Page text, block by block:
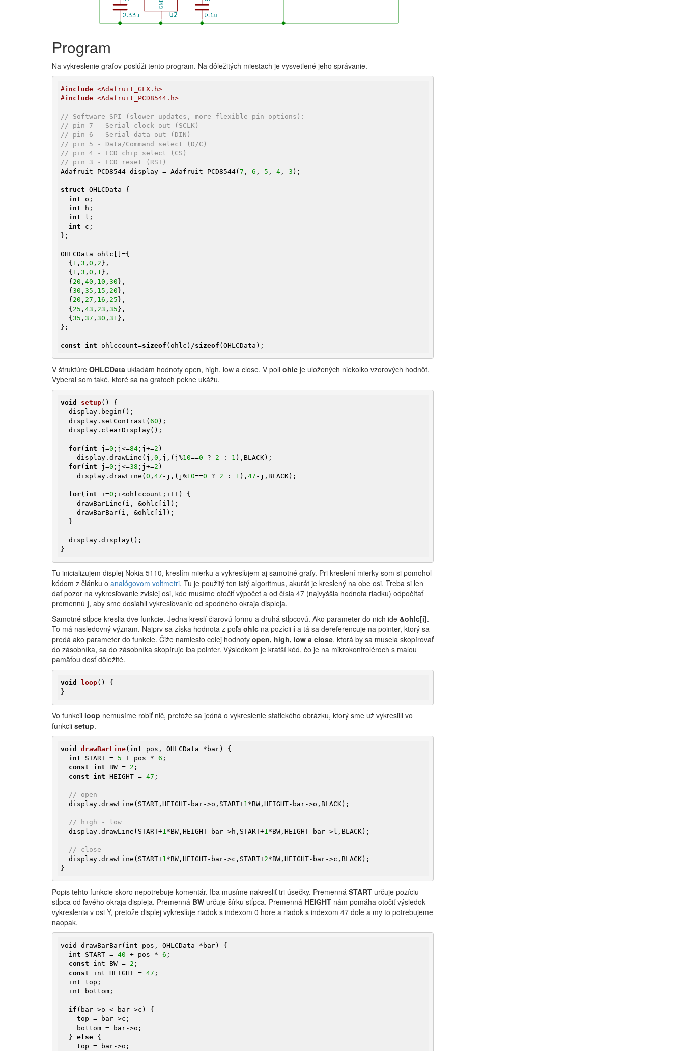
Program
Na vykreslenie grafov poslúži tento program. Na dôležitých miestach je vysvetlené jeho správanie.
#include <Adafruit_GFX.h>
#include <Adafruit_PCD8544.h>
// Software SPI (slower updates, more flexible pin options):
// pin 7 - Serial clock out (SCLK)
// pin 6 - Serial data out (DIN)
// pin 5 - Data/Command select (D/C)
// pin 4 - LCD chip select (CS)
// pin 3 - LCD reset (RST)
Adafruit_PCD8544 display = Adafruit_PCD8544(7 , 6 , 5 , 4 , 3 );
struct OHLCData {
int o;
int h;
int l;
int c;
};
OHLCData ohlc[]={
  {
1 , 3 , 0 , 2},
  {
1 , 3 , 0 , 1 },
  {
20 , 40 , 10 , 30},
  {
30 , 35 , 15 , 20},
  {
20 , 27 , 16 , 25},
  {
25 , 43 , 23 , 35},
  {
35 , 37 , 30 , 31 },
};
const int ohlccount=sizeof (ohlc)/sizeof (OHLCData);
V štruktúre OHLCData ukladám hodnoty open, high, low a close. V poli ohlc je uložených niekoľko vzorových hodnôt.
Vyberal som také, ktoré sa na grafoch pekne ukážu.
void setup()
{
  display.setContrast(
60 );
for( int j=0 ;j<=84 ;j+=2 )
    display.drawLine(j,
0 ,j,(j%10==0 ? 2 : 1 ),BLACK);
for( int j=0 ;j<=38 ;j+=2 )
    display.drawLine(
0 , 47 -j,(j%10==0 ? 2 : 1 ), 47 -j,BLACK);
for( int i=0 ;i<ohlccount;i++) {
}
Tu inicializujem displej Nokia 5110, kreslím mierku a vykresľujem aj samotné grafy. Pri kreslení mierky som si pomohol
kódom z článku o analógovom voltmetri. Tu je použitý ten istý algoritmus, akurát je kreslený na obe osi. Treba si len
dať pozor na vykresľovanie zvislej osi, kde musíme otočiť výpočet a od čísla 47 (najvyššia hodnota riadku) odpočítať
premennú j, aby sme dosiahli vykresľovanie od spodného okraja displeja.
Samotné stĺpce kreslia dve funkcie. Jedna kreslí čiarovú formu a druhá stĺpcovú. Ako parameter do nich ide &ohlc[i].
To má nasledovný význam. Najprv sa získa hodnota z poľa ohlc na pozícii i a tá sa dereferencuje na pointer, ktorý sa
predá ako parameter do funkcie. Čiže namiesto celej hodnoty open, high, low a close, ktorá by sa musela skopírovať
do zásobníka, sa do zásobníka skopíruje iba pointer. Výsledkom je kratší kód, čo je na mikrokontroléroch s malou
pamäťou dosť dôležité.
void loop()
{
}
Vo funkcii loop nemusíme robiť nič, pretože sa jedná o vykreslenie statického obrázku, ktorý sme už vykreslili vo
funkcii setup.
void drawBarLine( int pos, OHLCData *bar)
{
int START = 5 + pos * 6 ;
const
int BW = 2 ;
const
int HEIGHT = 47 ;
// open
  display.drawLine(START,HEIGHT-bar->o,START+
1 *BW,HEIGHT-bar->o,BLACK);
// high - low
  display.drawLine(START+
1 *BW,HEIGHT-bar->h,START+1 *BW,HEIGHT-bar->l,BLACK);
// close
  display.drawLine(START+
1 *BW,HEIGHT-bar->c,START+2*BW,HEIGHT-bar->c,BLACK);
}
Popis tehto funkcie skoro nepotrebuje komentár. Iba musíme nakresliť tri úsečky. Premenná START určuje pozíciu
stĺpca od ľavého okraja displeja. Premenná BW určuje šírku stĺpca. Premenná HEIGHT nám pomáha otočiť výsledok
vykreslenia v osi Y, pretože displej vykresľuje riadok s indexom 0 hore a riadok s indexom 47 dole a my to potrebujeme
naopak.
void drawBarBar(int pos, OHLCData *bar) {
  int START =
40 + pos * 6 ;
const int BW = 2 ;
const int HEIGHT = 47 ;
if (bar->o < bar->c) {
  }
else {